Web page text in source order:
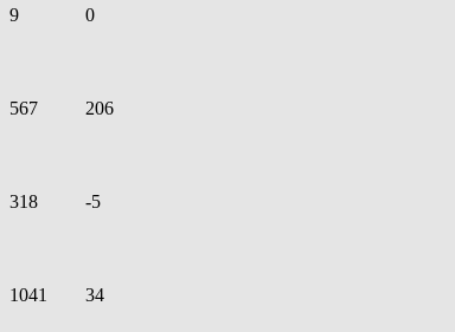
9 0
567 206
318 -5
1041 34